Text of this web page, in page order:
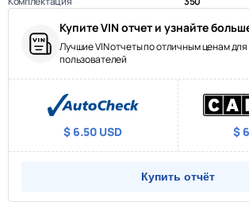
Купите VIN отчет и узнайте
Лучшие VIN отчеты по отличным ценам
пользователей
$ 6.50 USD $
Купить отчёт